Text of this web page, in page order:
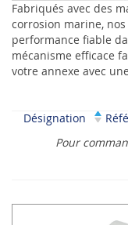
Fabriqués avec des
corrosion marine,
performance fiable
mécanisme efficace
votre annexe avec
Désignation
Pour